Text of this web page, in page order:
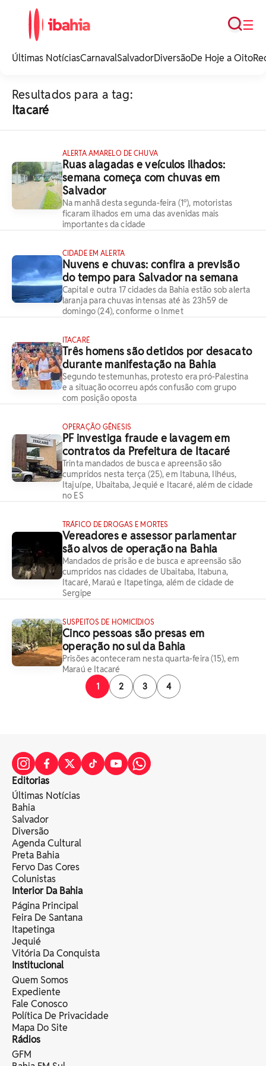
noticias e
☰
Busca
Últimas NotíciasCarnavalSalvadorDiversãoDe Hoje a Oito
Resultados para a tag:
Itacaré
ALERTA AMARELO DE CHUVA
Ruas alagadas e veículos ilhados:
semana começa com chuvas em
Salvador
Na manhã desta segunda-feira (1º), motoristas
ficaram ilhados em uma das avenidas mais
importantes da cidade
CIDADE EM ALERTA
Nuvens e chuvas: confira a previsão
do tempo para Salvador na semana
Capital e outra 17 cidades da Bahia estão sob alerta
laranja para chuvas intensas até às 23h59 de
domingo (24), conforme o Inmet
ITACARÉ
Três homens são detidos por desacato
durante manifestação na Bahia
Segundo testemunhas, protesto era pró-Palestina
e a situação ocorreu após confusão com grupo
com posição oposta
OPERAÇÃO GÊNESIS
PF investiga fraude e lavagem em
contratos da Prefeitura de Itacaré
Trinta mandados de busca e apreensão são
cumpridos nesta terça (25), em Itabuna, Ilhéus,
Itajuípe, Ubaitaba, Jequié e Itacaré, além de cidade
no ES
TRÁFICO DE DROGAS E MORTES
Vereadores e assessor parlamentar
são alvos de operação na Bahia
Mandados de prisão e de busca e apreensão são
cumpridos nas cidades de Ubaitaba, Itabuna,
Itacaré, Maraú e Itapetinga, além de cidade de
Sergipe
SUSPEITOS DE HOMICÍDIOS
Cinco pessoas são presas em
operação no sul da Bahia
Prisões aconteceram nesta quarta-feira (15), em
Maraú e Itacaré
1
2 3 4
Editorias
Últimas Notícias
Bahia
Salvador
Diversão
Agenda Cultural
Preta Bahia
Fervo Das Cores
Colunistas
Interior Da Bahia
Página Principal
Feira De Santana
Itapetinga
Jequié
Vitória Da Conquista
Institucional
Quem Somos
Expediente
Fale Conosco
Política De Privacidade
Mapa Do Site
Rádios
GFM